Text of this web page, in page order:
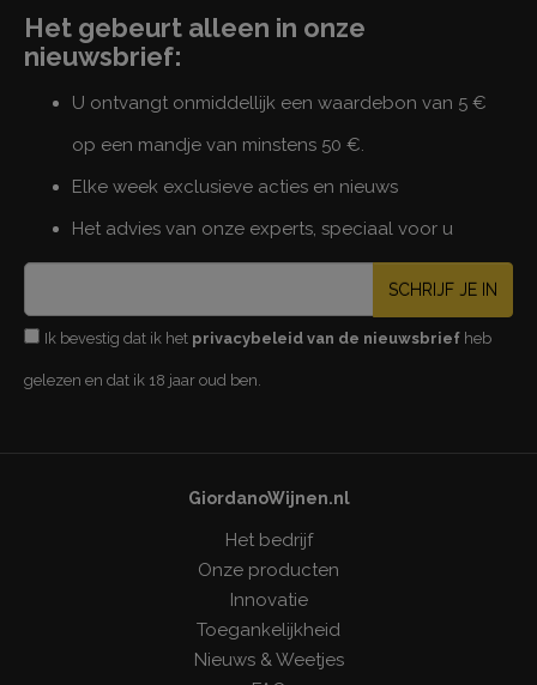
Het gebeurt alleen in onze
nieuwsbrief:
U ontvangt onmiddellijk een waardebon van 5 €
op een mandje van minstens 50 €.
Elke week exclusieve acties en nieuws
Het advies van onze experts, speciaal voor u
SCHRIJF JE IN
Ik bevestig dat ik het privacybeleid van de nieuwsbrief heb
gelezen en dat ik 18 jaar oud ben.
GiordanoWijnen.nl
Het bedrijf
Onze producten
Innovatie
Toegankelijkheid
Nieuws & Weetjes